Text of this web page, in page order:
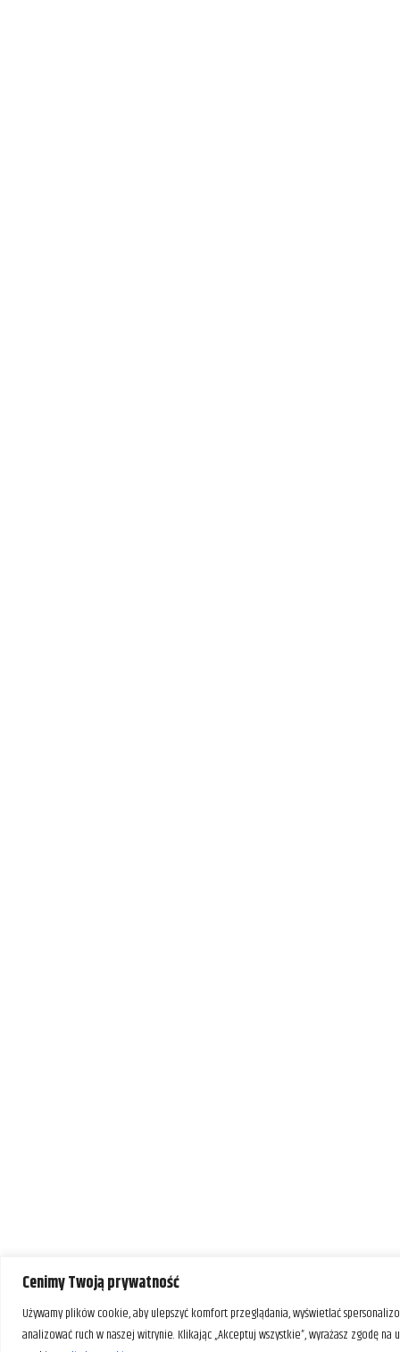
Cenimy Twoją prywatność
Używamy plików cookie, aby ulepszyć komfort przeglądania, wyświetlać
analizować ruch w naszej witrynie. Klikając „Akceptuj wszystkie”, wyrażasz zgodę